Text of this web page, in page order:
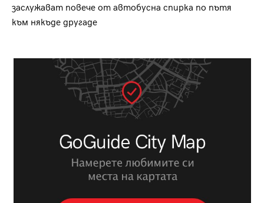
заслужават повече от автобусна спирка по пътя
към някъде другаде